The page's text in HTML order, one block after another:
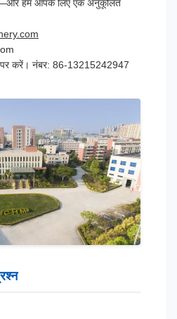
हम आपके लिए एक अनुकूलित
पर करें। नंबर: 86-13215242947